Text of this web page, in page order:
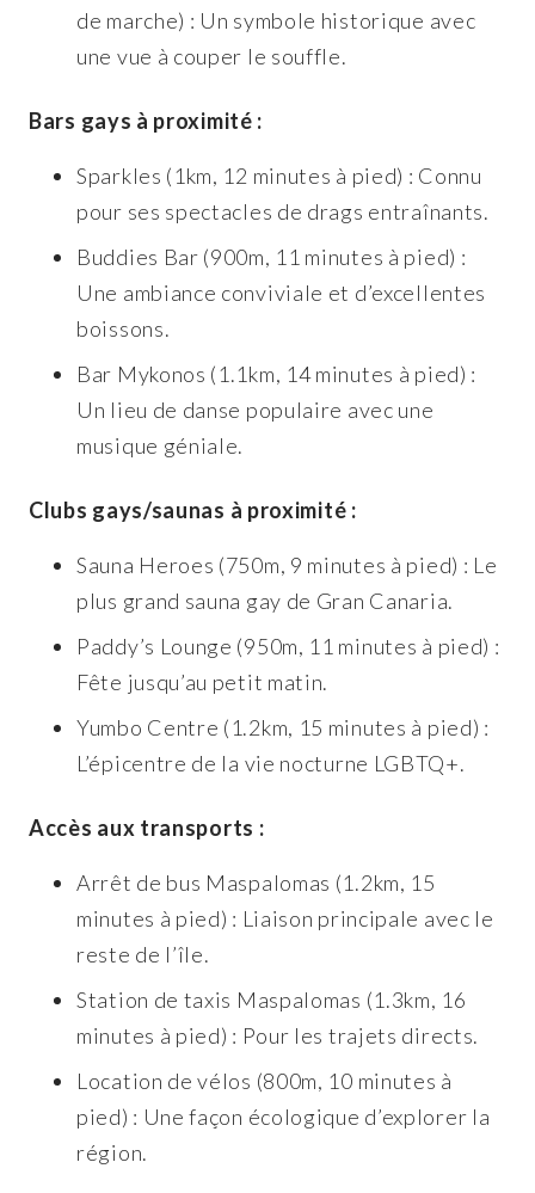
de marche) : Un symbole historique avec
une vue à couper le souffle.
Bars gays à proximité :
Sparkles (1km, 12 minutes à pied) : Connu
pour ses spectacles de drags entraînants.
Buddies Bar (900m, 11 minutes à pied) :
Une ambiance conviviale et d’excellentes
boissons.
Bar Mykonos (1.1km, 14 minutes à pied) :
Un lieu de danse populaire avec une
musique géniale.
Clubs gays/saunas à proximité :
Sauna Heroes (750m, 9 minutes à pied) : Le
plus grand sauna gay de Gran Canaria.
Paddy’s Lounge (950m, 11 minutes à pied) :
Fête jusqu’au petit matin.
Yumbo Centre (1.2km, 15 minutes à pied) :
L’épicentre de la vie nocturne LGBTQ+.
Accès aux transports :
Arrêt de bus Maspalomas (1.2km, 15
minutes à pied) : Liaison principale avec le
reste de l’île.
Station de taxis Maspalomas (1.3km, 16
minutes à pied) : Pour les trajets directs.
Location de vélos (800m, 10 minutes à
pied) : Une façon écologique d’explorer la
région.